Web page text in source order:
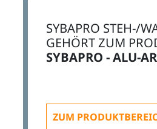
SYBAPRO STEH-/
GEHÖRT ZUM
SYBAPRO - ALU-
ZUM